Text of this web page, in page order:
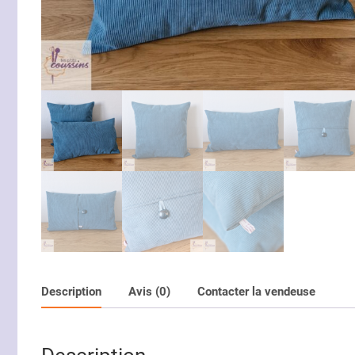
Description Avis (0) Contacter la vendeuse